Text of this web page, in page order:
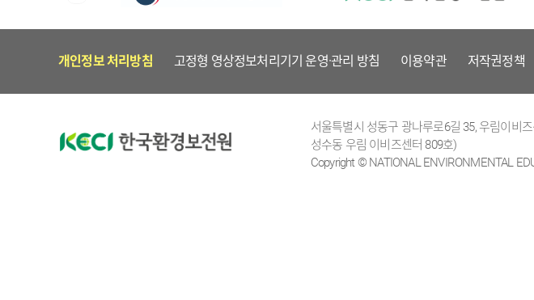
개인정보 처리방침 고정형 영상정보처리기기 운영·관리 방침 이용약관 저작권정책
서울특별시 성동구 광나루로6길 35, 우림이비
성수동 우림 이비즈센터 809호)
Copyright © NATIONAL ENVIRONMENTAL